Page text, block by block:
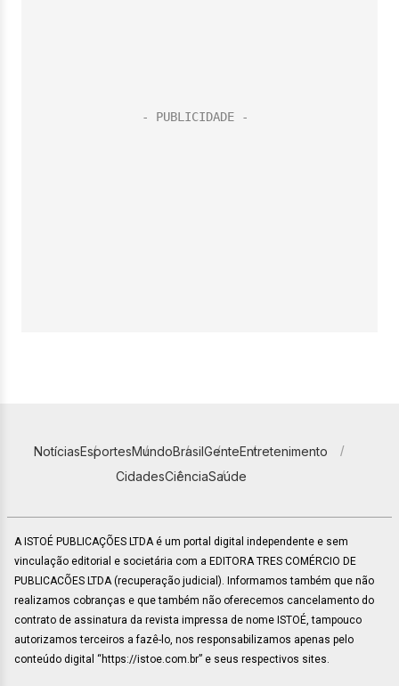
NotíciasEsportesMundoBrasilGenteEntretenimento
CidadesCiênciaSaúde
A ISTOÉ PUBLICAÇÕES LTDA é um portal digital independente e sem
vinculação editorial e societária com a EDITORA TRES COMÉRCIO DE
PUBLICACÕES LTDA (recuperação judicial). Informamos também que não
realizamos cobranças e que também não oferecemos cancelamento do
contrato de assinatura da revista impressa de nome ISTOÉ, tampouco
autorizamos terceiros a fazê-lo, nos responsabilizamos apenas pelo
conteúdo digital “https://istoe.com.br” e seus respectivos sites.